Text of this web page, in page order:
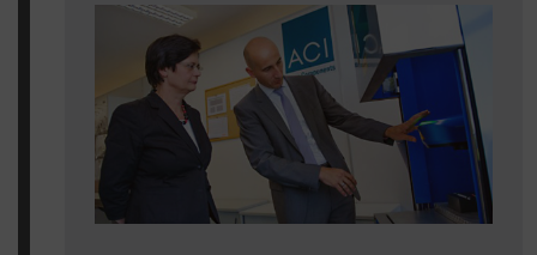
la transmisión descrita anteriormente.